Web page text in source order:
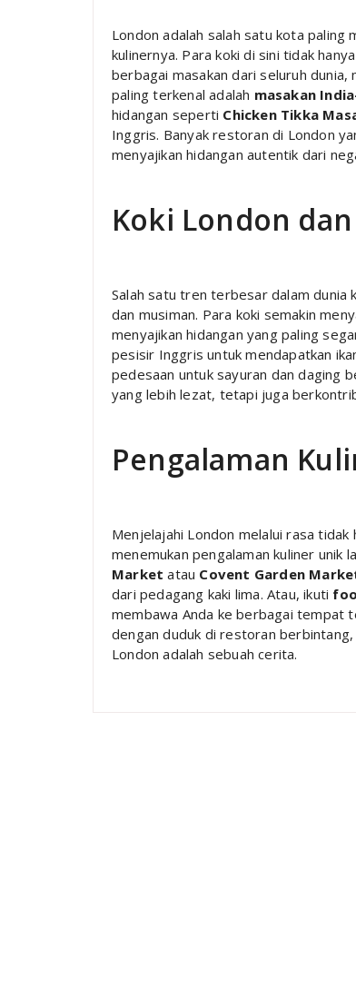
London adalah salah satu kota paling
kulinernya. Para koki di sini tidak
berbagai masakan dari seluruh dunia,
paling terkenal adalah masakan
hidangan seperti Chicken Tikka
Inggris. Banyak restoran di London
menyajikan hidangan autentik dari
Koki London
Salah satu tren terbesar dalam dunia
dan musiman. Para koki semakin
menyajikan hidangan yang paling
pesisir Inggris untuk mendapatkan
pedesaan untuk sayuran dan daging
yang lebih lezat, tetapi juga
Pengalaman
Menjelajahi London melalui rasa
menemukan pengalaman kuliner unik
Market atau Covent Garden
dari pedagang kaki lima. Atau, ikuti
membawa Anda ke berbagai tempat
dengan duduk di restoran
London adalah sebuah cerita.